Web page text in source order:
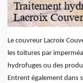
Le couvreur Lacroix
les toitures par
hydrofuges ou des
Entrent également dans